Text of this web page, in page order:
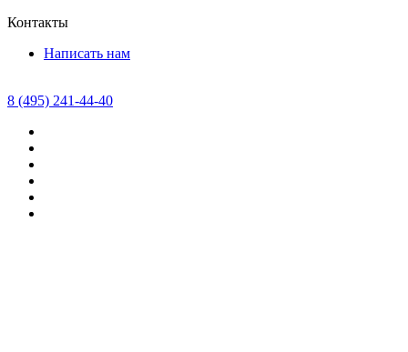
Контакты
Написать нам
8 (495) 241-44-40